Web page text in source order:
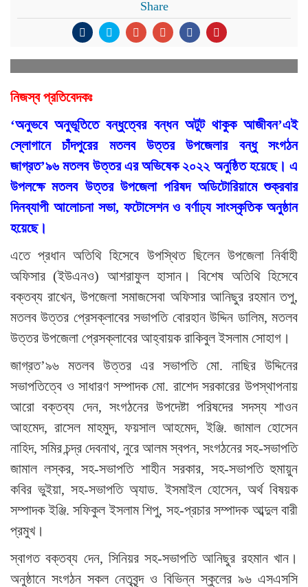
Share
নিজস্ব প্রতিবেদকঃ
‘অনুভবে অনুভূতিতে বন্ধুত্বের বন্ধন অটুট থাকুক আজীবন’এই
স্লোগানে চাঁদপুরের মতলব উত্তর উপজেলার বন্ধু সংগঠন
জাগ্রত’৯৬ মতলব উত্তর এর অভিষেক ২০২২ অনুষ্ঠিত হয়েছে। এ
উপলক্ষে মতলব উত্তর উপজেলা পরিষদ অডিটোরিয়ামে শুক্রবার
দিনব্যাপী আলোচনা সভা, ফটোসেশন ও বর্ণাঢ্য সাংস্কৃতিক অনুষ্ঠান
হয়েছে।
এতে প্রধান অতিথি হিসেবে উপস্থিত ছিলেন উপজেলা নির্বাহী
অফিসার (ইউএনও) আশরাফুল হাসান। বিশেষ অতিথি হিসেবে
বক্তব্য রাখেন, উপজেলা সমাজসেবা অফিসার আনিছুর রহমান তপু,
মতলব উত্তর প্রেসক্লাবের সভাপতি বোরহান উদ্দিন ডালিম, মতলব
উত্তর উপজেলা প্রেসক্লাবের আহ্বায়ক রাকিবুল ইসলাম সোহাগ।
জাগ্রত’৯৬ মতলব উত্তর এর সভাপতি মো. নাছির উদ্দিনের
সভাপতিত্বে ও সাধারণ সম্পাদক মো. রাশেদ সরকারের উপস্থাপনায়
আরো বক্তব্য দেন, সংগঠনের উপদেষ্টা পরিষদের সদস্য শাওন
আহমেদ, রাসেল মাহমুদ, ফয়সাল আহমেদ, ইঞ্জি. জামাল হোসেন
নাহিদ, সমির চন্দ্র দেবনাথ, নুরে আলম স্বপন, সংগঠনের সহ-সভাপতি
জামাল লস্কর, সহ-সভাপতি শাহীন সরকার, সহ-সভাপতি হুমায়ুন
কবির ভুইয়া, সহ-সভাপতি অ্যাড. ইসমাইল হোসেন, অর্থ বিষয়ক
সম্পাদক ইঞ্জি. সফিকুল ইসলাম শিপু, সহ-প্রচার সম্পাদক আব্দুল বারী
প্রমুখ।
স্বাগত বক্তব্য দেন, সিনিয়র সহ-সভাপতি আনিছুর রহমান খান।
অনুষ্ঠানে সংগঠন সকল নেতৃবৃন্দ ও বিভিন্ন স্কুলের ৯৬ এসএসসি